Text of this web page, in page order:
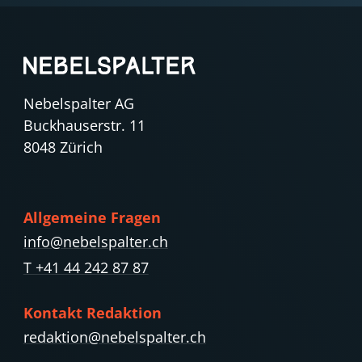
Nebelspalter AG
Buckhauserstr. 11
8048 Zürich
Allgemeine Fragen
info@nebelspalter.ch
T +41 44 242 87 87
Kontakt Redaktion
redaktion@nebelspalter.ch